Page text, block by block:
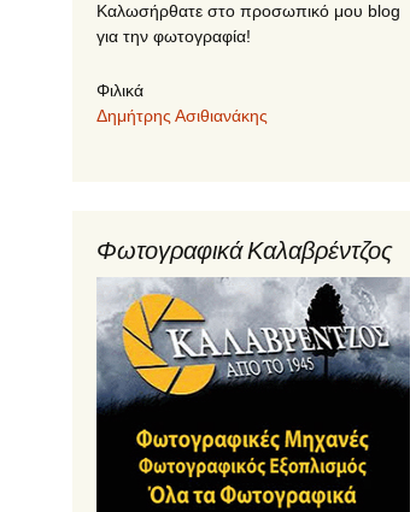
Καλωσήρθατε στο προσωπικό μου blog
για την φωτογραφία!
Φιλικά
Δημήτρης Ασιθιανάκης
Φωτογραφικά Καλαβρέντζος